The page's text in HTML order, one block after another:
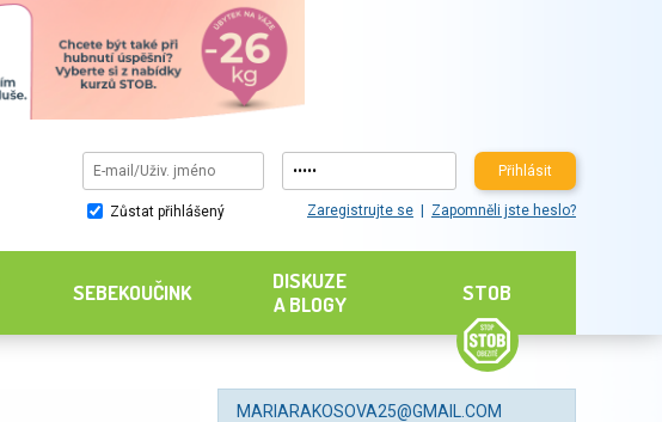
Přihlásit
Zůstat přihlášený Zaregistrujte se Zapomněli jste heslo?
SEBEKOUČINK
DISKUZE
A BLOGY
STOB
MARIARAKOSOVA25@GMAIL.COM